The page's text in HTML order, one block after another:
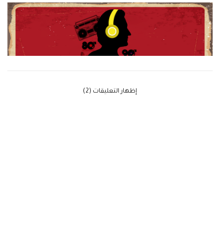
‫إظهار التعليقات (2)